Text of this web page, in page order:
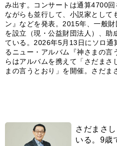
み出す。コンサートは通算4700
ながらも並行して、小説家として
ン』などを発表。2015年、一般
を設立（現・公益財団法人）、助
ている。2026年5月13日にソロ通
るニュー・アルバム『神さまの言
らはアルバムを携えて「さだまさ
まの言うとおり」を開催。さだま
さだまさ
いる。9歳